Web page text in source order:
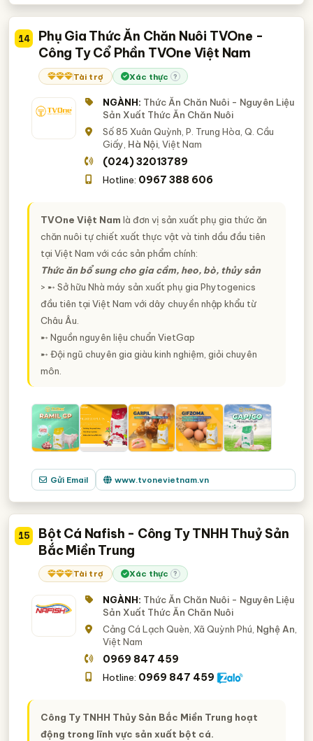
14
Phụ Gia Thức Ăn Chăn Nuôi TVOne -
Công Ty Cổ Phần TVOne Việt Nam
Tài trợ Xác thực ?
NGÀNH: Thức Ăn Chăn Nuôi - Nguyên Liệu
Sản Xuất Thức Ăn Chăn Nuôi
Số 85 Xuân Quỳnh, P. Trung Hòa, Q. Cầu
Giấy, Hà Nội , Việt Nam
(024) 32013789
Hotline: 0967 388 606
TVOne Việt Nam là đơn vị sản xuất phụ gia thức ăn
chăn nuôi tự chiết xuất thực vật và tinh dầu đầu tiên
tại Việt Nam với các sản phẩm chính:
Thức ăn bổ sung cho gia cầm, heo, bò, thủy sản
> ➸ Sở hữu Nhà máy sản xuất phụ gia Phytogenics
đầu tiên tại Việt Nam với dây chuyền nhập khẩu từ
Châu Âu.
➸ Nguồn nguyên liệu chuẩn VietGap
➸ Đội ngũ chuyên gia giàu kinh nghiệm, giỏi chuyên
môn.
Gửi Email www.tvonevietnam.vn
15
Bột Cá Nafish - Công Ty TNHH Thuỷ Sản
Bắc Miền Trung
Tài trợ Xác thực ?
NGÀNH: Thức Ăn Chăn Nuôi - Nguyên Liệu
Sản Xuất Thức Ăn Chăn Nuôi
Cảng Cá Lạch Quèn, Xã Quỳnh Phú, Nghệ An
Việt Nam
0969 847 459
Hotline: 0969 847 459
Công Ty TNHH Thủy Sản Bắc Miền Trung hoạt
động trong lĩnh vực sản xuất bột cá.